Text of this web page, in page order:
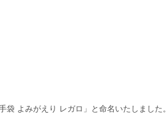
よみがえり レガロ」と命名いたしました。